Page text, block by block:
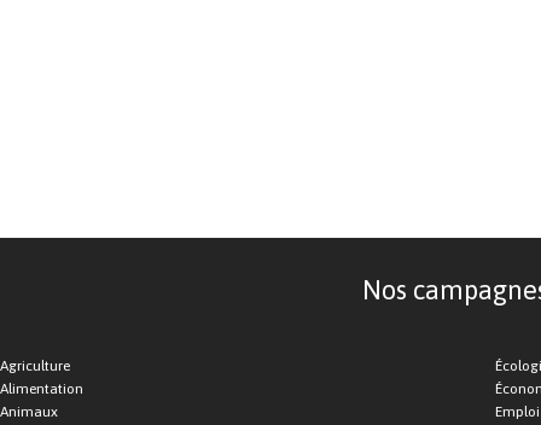
Nos
Agriculture
Alimentation
Animaux
Emploi